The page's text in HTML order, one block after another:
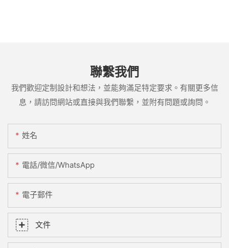
聯繫我們
我們歡迎定制設計和想法，並能夠滿足特定要求。有關更多信
息，請訪問網站或直接與我們聯繫，並附有問題或詢問。
姓名
電話/微信/WhatsApp
電子郵件
文件